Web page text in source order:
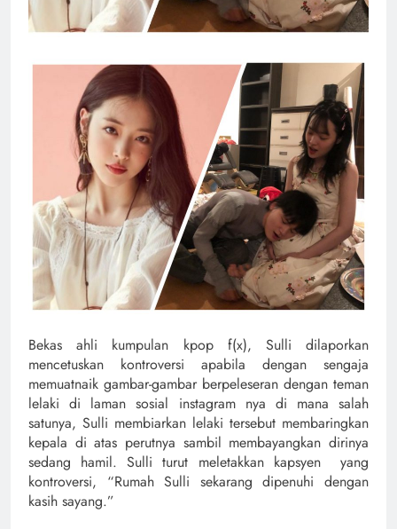
Bekas ahli kumpulan kpop f(x), Sulli dilaporkan
mencetuskan kontroversi apabila dengan sengaja
memuatnaik gambar-gambar berpeleseran dengan teman
lelaki di laman sosial instagram nya di mana salah
satunya, Sulli membiarkan lelaki tersebut membaringkan
kepala di atas perutnya sambil membayangkan dirinya
sedang hamil. Sulli turut meletakkan kapsyen yang
kontroversi, “Rumah Sulli sekarang dipenuhi dengan
kasih sayang.”